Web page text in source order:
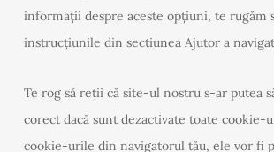
informații despre aceste opțiuni, te rugăm
instrucțiunile din secțiunea Ajutor a
Te rog să reții că site-ul nostru s-ar putea
corect dacă sunt dezactivate toate cookie-
cookie-urile din navigatorul tău, ele vor fi